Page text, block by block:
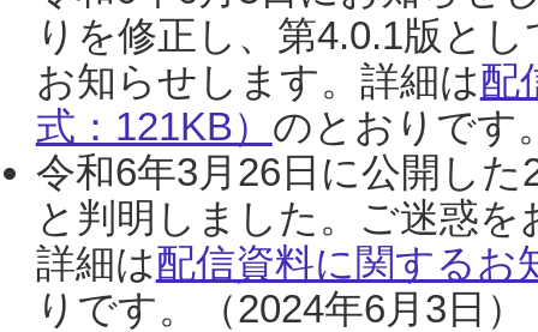
りを修正し、第4.0.1版と
お知らせします。詳細は配
式：121KB） のとおりです
令和6年3月26日に公開し
と判明しました。ご迷惑
詳細は配信資料に関するお
りです。（2024年6月3日）